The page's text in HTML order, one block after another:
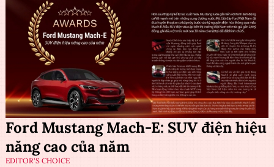
Ford Mustang Mach-E: SUV điện hiệu
năng cao của năm
EDITOR'S CHOICE